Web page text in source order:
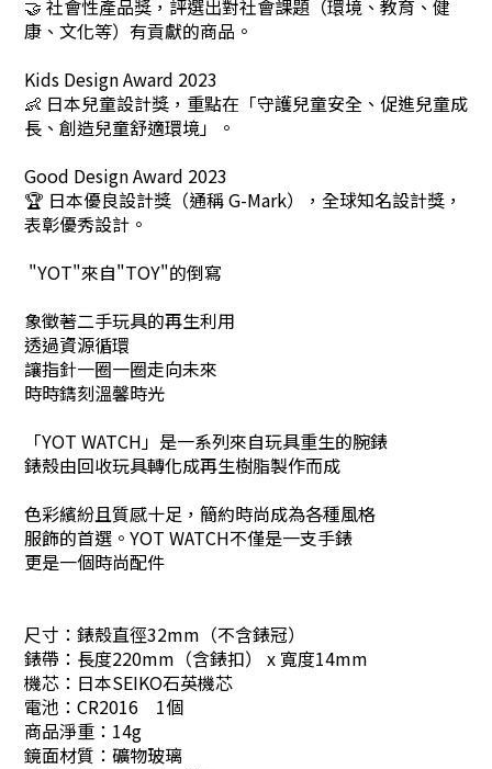
🤝 社會性產品獎，評選出對社會課題（環境、教育、健
康、文化等）有貢獻的商品。
Kids Design Award 2023
👶 日本兒童設計獎，重點在「守護兒童安全、促進兒童成
長、創造兒童舒適環境」。
Good Design Award 2023
🏆 日本優良設計獎（通稱 G-Mark），全球知名設計獎，
表彰優秀設計。
"YOT"來自"TOY"的倒寫
象徵著二手玩具的再生利用
透過資源循環
讓指針一圈一圈走向未來
時時鐫刻溫馨時光
「YOT WATCH」是一系列來自玩具重生的腕錶
錶殼由回收玩具轉化成再生樹脂製作而成
色彩繽紛且質感十足，簡約時尚成為各種風格
服飾的首選。YOT WATCH不僅是一支手錶
更是一個時尚配件
尺寸：錶殼直徑32mm（不含錶冠）
錶帶：長度220mm（含錶扣） x 寬度14mm
機芯：日本SEIKO石英機芯
電池：CR2016 1個
商品淨重：14g
鏡面材質：礦物玻璃